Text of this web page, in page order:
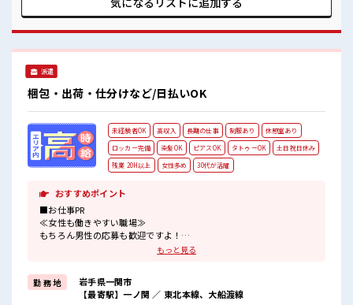
キルUP・ステップUP目指していきましょう！ ■職場の雰囲
見！ 髪型自由な職場！ しっかり休める休憩室あり！ オンオフ
の切替もできちゃう！ 程よく残業あり！
派遣
梱包・出荷・仕分けなど/日払いOK
未経験者OK 高収入 長期の仕事 制服あり
休憩室あり
ロッカー完備
染髪OK ピアスOK タトゥーOK
土日祝日休み
残業 20H以上
女性多め 30代が活躍
おすすめポイント
■お仕事PR
≪女性も働きやすい職場≫
もちろん男性の応募も歓迎ですよ！
残業は月20時間以上あります♪
≪土日祝休のお仕事≫
家族や友人と一緒にプライベート満喫！
もっと見る
勤 務 地
岩手県一関市
【最寄駅】一ノ関 ／ 東北本線、大船渡線